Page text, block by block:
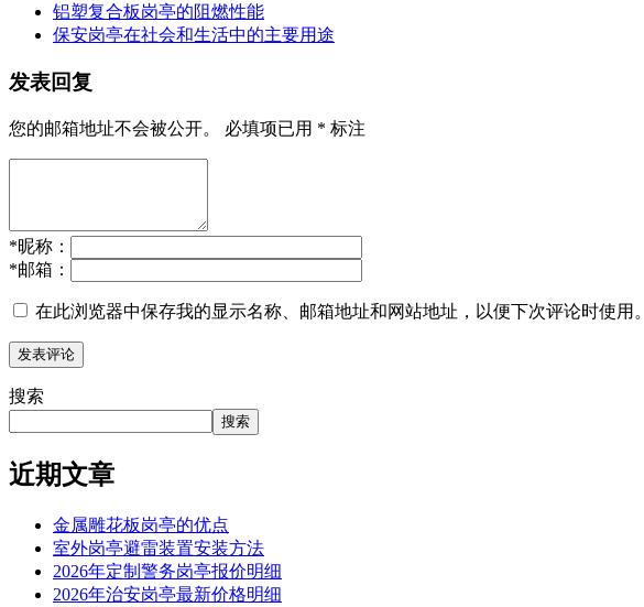
铝塑复合板岗亭的阻燃性能
保安岗亭在社会和生活中的主要用途
发表回复
您的邮箱地址不会被公开。 必填项已用 * 标注
*昵称：
*邮箱：
在此浏览器中保存我的显示名称、邮箱地址和网站地址，以便下次评论时使用。
搜索
搜索
近期文章
金属雕花板岗亭的优点
室外岗亭避雷装置安装方法
2026年定制警务岗亭报价明细
2026年治安岗亭最新价格明细